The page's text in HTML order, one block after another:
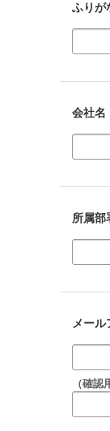
ふりが
会社名
所属部
メール
（確認